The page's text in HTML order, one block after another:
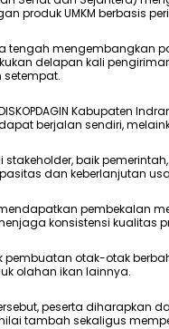
produk UMKM berbasis
tengah mengembangkan
delapan kali
setempat.
Kabupaten
berjalan sendiri,
stakeholder, baik
dan keberlanjutan
pembekalan
konsistensi kualitas
pembuatan otak-otak
olahan ikan lainnya.
peserta diharapkan
tambah sekaligus